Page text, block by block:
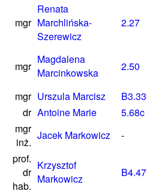
mgr
Renata
Marchlińska-
Szerewicz
2.27
mgr
Magdalena
Marcinkowska
2.50
mgr Urszula Marcisz B3.33
dr Antoine Marie 5.68c
mgr
inż.
Jacek Markowicz -
prof.
dr
hab.
Krzysztof
Markowicz
B4.47